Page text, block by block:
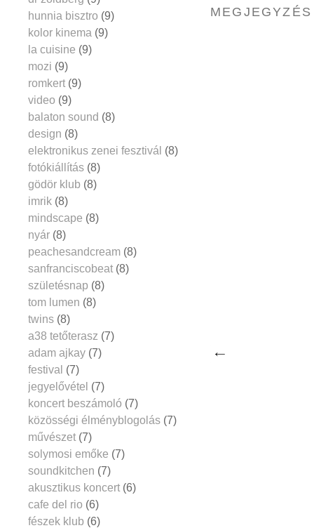
hunnia bisztro (9)
kolor kinema (9)
la cuisine (9)
mozi (9)
romkert (9)
video (9)
balaton sound (8)
design (8)
elektronikus zenei fesztivál (8)
fotókiállítás (8)
gödör klub (8)
imrik (8)
mindscape (8)
nyár (8)
peachesandcream (8)
sanfranciscobeat (8)
születésnap (8)
tom lumen (8)
twins (8)
a38 tetőterasz (7)
adam ajkay (7)
festival (7)
jegyelővétel (7)
koncert beszámoló (7)
közösségi élményblogolás (7)
művészet (7)
solymosi emőke (7)
soundkitchen (7)
akusztikus koncert (6)
cafe del rio (6)
fészek klub (6)